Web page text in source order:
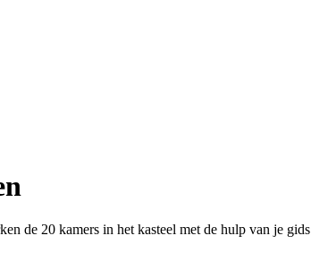
de 20 kamers in het kasteel met de hulp van je gids